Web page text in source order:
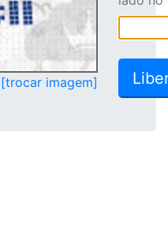
[trocar imagem]